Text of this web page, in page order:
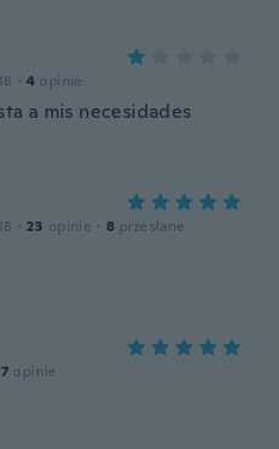
· 4 opinie
a mis necesidades
· 23 opinie · 8 przesłane
7 opinie